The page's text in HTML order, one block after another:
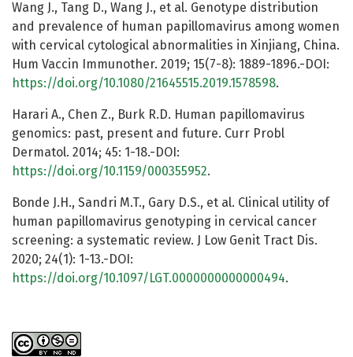
Wang J., Tang D., Wang J., et al. Genotype distribution
and prevalence of human papillomavirus among women
with cervical cytological abnormalities in Xinjiang, China.
Hum Vaccin Immunother. 2019; 15(7-8): 1889-1896.-DOI:
https://doi.org/10.1080/21645515.2019.1578598.
Harari A., Chen Z., Burk R.D. Human papillomavirus
genomics: past, present and future. Curr Probl
Dermatol. 2014; 45: 1-18.-DOI:
https://doi.org/10.1159/000355952.
Bonde J.H., Sandri M.T., Gary D.S., et al. Clinical utility of
human papillomavirus genotyping in cervical cancer
screening: a systematic review. J Low Genit Tract Dis.
2020; 24(1): 1-13.-DOI:
https://doi.org/10.1097/LGT.0000000000000494.